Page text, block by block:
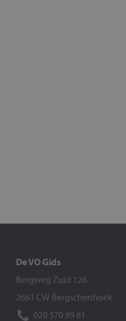
De VO Gids
Bergweg Zuid 126
2661 CW Bergschenhoek
020 570 89 81